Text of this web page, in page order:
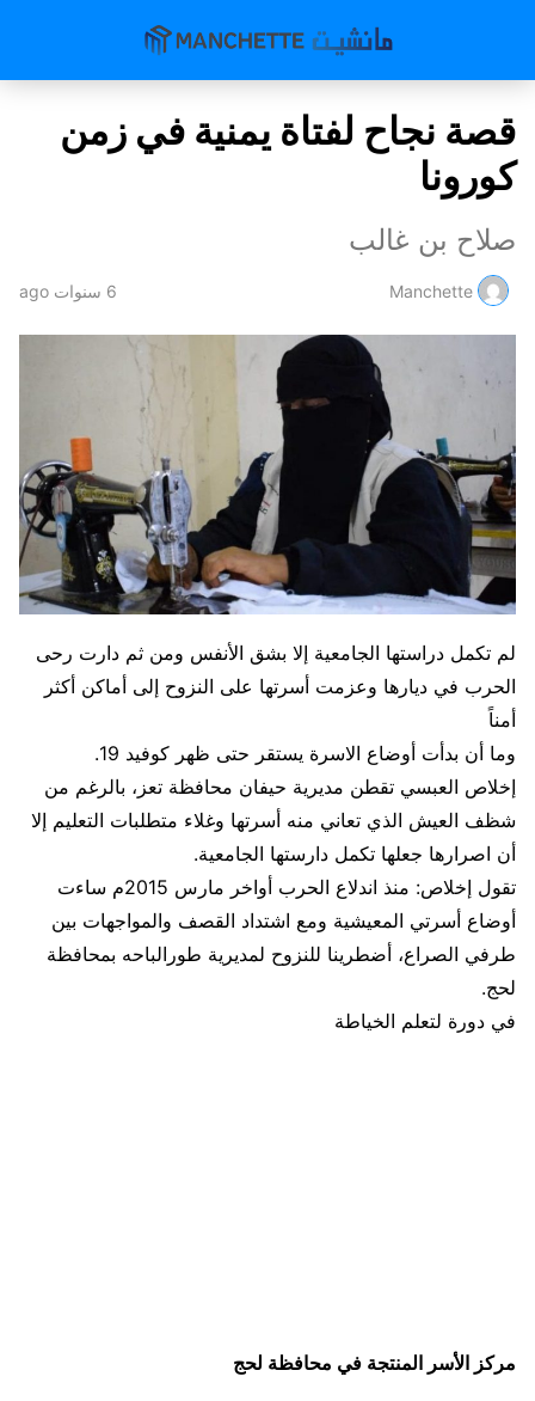
قصة نجاح لفتاة يمنية في زمن
كورونا
صلاح بن غالب
Manchette 6 سنوات ago
لم تكمل دراستها الجامعية إلا بشق الأنفس ومن ثم دارت رحى
الحرب في ديارها وعزمت أسرتها على النزوح إلى أماكن أكثر
أمناً
وما أن بدأت أوضاع الاسرة يستقر حتى ظهر كوفيد 19.
إخلاص العبسي تقطن مديرية حيفان محافظة تعز، بالرغم من
شظف العيش الذي تعاني منه أسرتها وغلاء متطلبات التعليم إلا
أن اصرارها جعلها تكمل دارستها الجامعية.
تقول إخلاص: منذ اندلاع الحرب أواخر مارس 2015م ساءت
أوضاع أسرتي المعيشية ومع اشتداد القصف والمواجهات بين
طرفي الصراع، أضطرينا للنزوح لمديرية طورالباحه بمحافظة
لحج.
في دورة لتعلم الخياطة
مركز الأسر المنتجة في محافظة لحج